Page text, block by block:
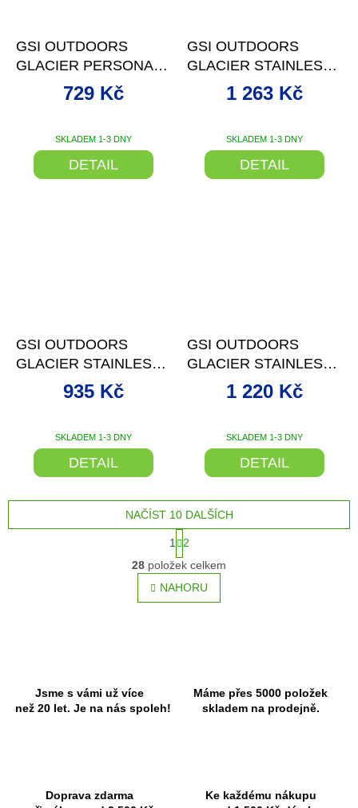
GSI OUTDOORS
GLACIER PERSONAL
JAVAPRESS - 711 ML
SKLADEM 1-3 DNY
729 Kč
DETAIL
GSI OUTDOORS
GLACIER STAINLESS
HANDLE
PERCOLATOR
SKLADEM 1-3 DNY
1 263 Kč
DETAIL
GSI OUTDOORS
GLACIER STAINLESS
JAVAPRESS
SKLADEM 1-3 DNY
935 Kč
DETAIL
GSI OUTDOORS
GLACIER STAINLESS
PERCOLATOR
SKLADEM 1-3 DNY
1 220 Kč
DETAIL
O
v
l
á
NAČÍST 10 DALŠÍCH
t
r
á
n
k
1
2
28 položek celkem
NAHORU
Jsme s vámi už více
než 20 let. Je na nás spoleh!
Máme přes 5000 položek
skladem na prodejně.
Doprava zdarma
Ke každému nákupu